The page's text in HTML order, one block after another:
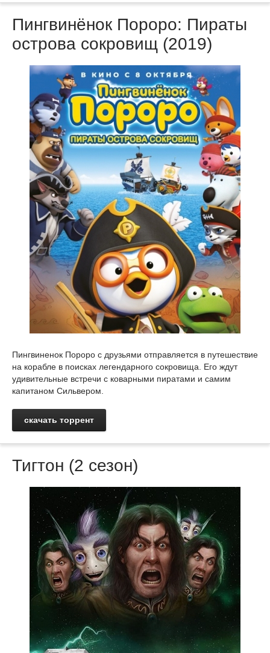
Пингвинёнок Пороро: Пираты
острова сокровищ (2019)
Пингвиненок Пороро с друзьями отправляется в путешествие
на корабле в поисках легендарного сокровища. Его ждут
удивительные встречи с коварными пиратами и самим
капитаном Сильвером.
скачать торрент
Тигтон (2 сезон)